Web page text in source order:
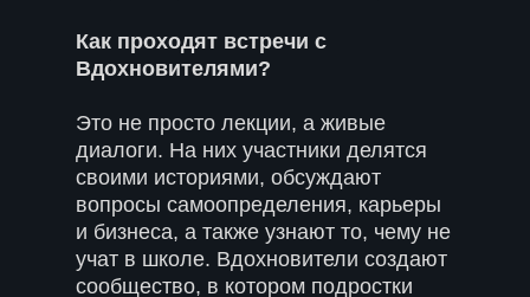
Как проходят встречи с
Вдохновителями?
Это не просто лекции, а живые
диалоги. На них участники делятся
своими историями, обсуждают
вопросы самоопределения, карьеры
и бизнеса, а также узнают то, чему не
учат в школе. Вдохновители создают
сообщество, в котором подростки